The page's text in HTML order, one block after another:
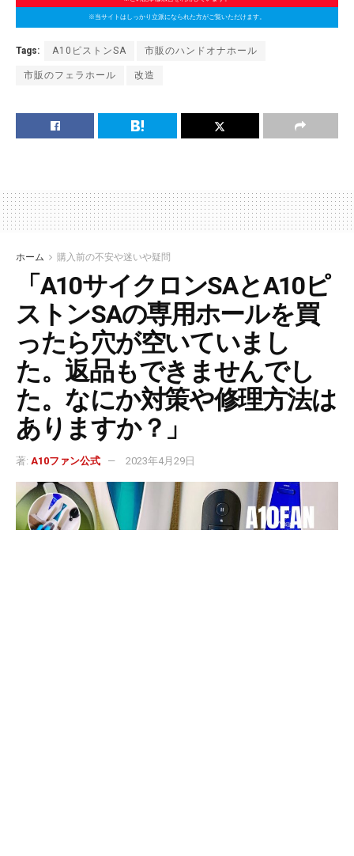
※当サイトはしっかり立派になられた方がご覧いただけます。
Tags: A10ピストンSA 市販のハンドオナホール
市販のフェラホール 改造
ホーム 購入前の不安や迷いや疑問
「A10サイクロンSAとA10ピ
ストンSAの専用ホールを買
ったら穴が空いていまし
た。返品もできませんでし
た。なにか対策や修理方法は
ありますか？」
著: A10ファン公式 2023年4月29日